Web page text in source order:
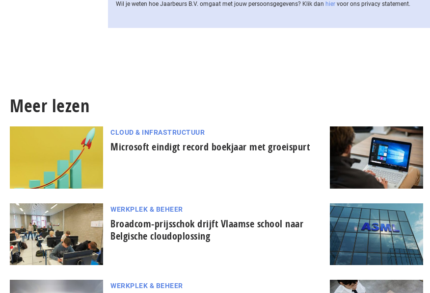
Wil je weten hoe Jaarbeurs B.V. omgaat met jouw per­soons­ge­ge­vens? Klik dan hier voor ons privacy statement.
Meer lezen
CLOUD & INFRASTRUCTUUR
Microsoft eindigt record boekjaar met groeispurt
WERKPLEK & BEHEER
Broadcom-prijsschok drijft Vlaamse school naar
Belgische cloudoplossing
WERKPLEK & BEHEER